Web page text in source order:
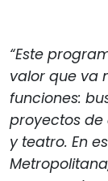
“Este
valor que va
funciones:
proyectos
y teatro. En